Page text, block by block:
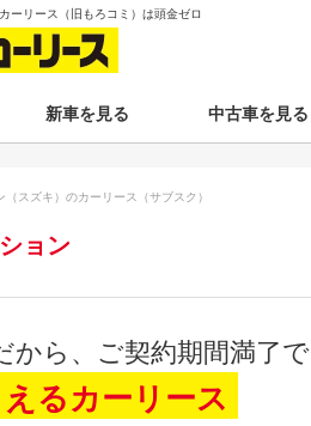
ーリース（旧もろコミ）は頭金ゼロ
新車を見る
月々50,001円以上のクルマを見る
新車一覧から選ぶ
中古車を見る
スズキ）のカーリース（サブスク）
ョン
から、ご契約期間満了で
るカーリース